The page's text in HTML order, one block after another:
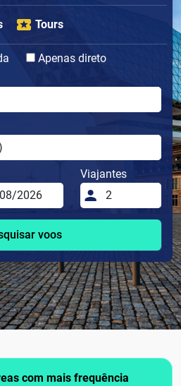
Tours
Apenas direto
Viajantes
voos
com mais frequência